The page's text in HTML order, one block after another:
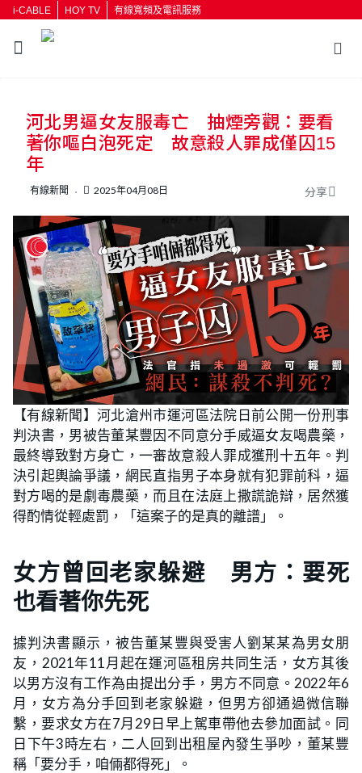
i-CABLE HOY TV 有線寬頻及電訊服務
按輸入鍵開始搜尋
河北男逼女友服毒亡 抽煙旁觀：要看
著你嘔白泡死定 故意殺人罪成僅囚15
年
有線新聞 2025年04月08日 分享
【有線新聞】河北滄州市運河區法院日前公開一份刑事
判決書，男被告董某豐因不同意分手威逼女友喝農藥，
最終導致對方身亡，一審故意殺人罪成獲刑十五年。判
決引起輿論爭議，網民直指男子本身就有犯罪前科，逼
對方喝的是劇毒農藥，而且在法庭上撒謊詭辯，居然獲
得酌情從輕處罰，「這案子的是真的離譜」。
女方曾回老家躲避 男方：要死
也看著你先死
據判決書顯示，被告董某豐與受害人劉某某為男女朋
友，2021年11月起在運河區租房共同生活，女方其後
以男方沒有工作為由提出分手，男方不同意。2022年6
月，女方為分手回到老家躲避，但男方卻通過微信聯
繫，要求女方在7月29日早上駕車帶他去參加面試。同
日下午3時左右，二人回到出租屋內發生爭吵，董某豐
稱「要分手，咱倆都得死」。